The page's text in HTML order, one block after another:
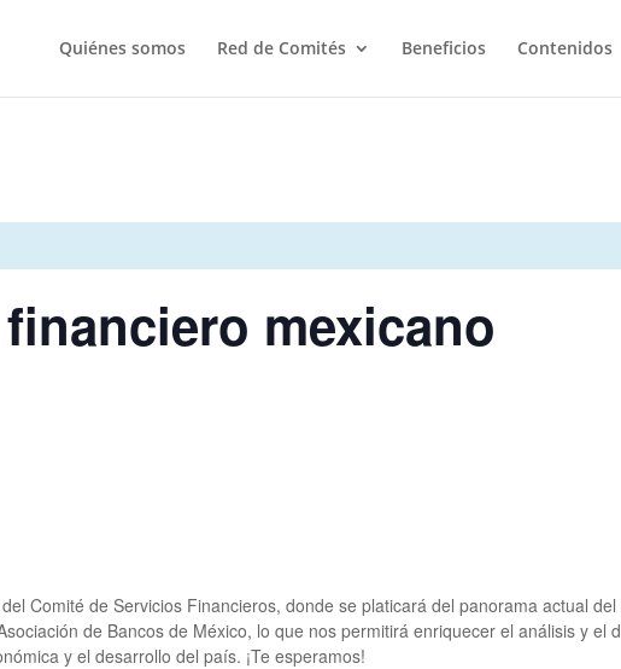
Quiénes somos Red de Comités Beneficios Contenidos
mexicano
Comité de Servicios Financieros, donde se platicará del panorama actual
de Bancos de México, lo que nos permitirá enriquecer el análisis y el
y el desarrollo del país. ¡Te esperamos!